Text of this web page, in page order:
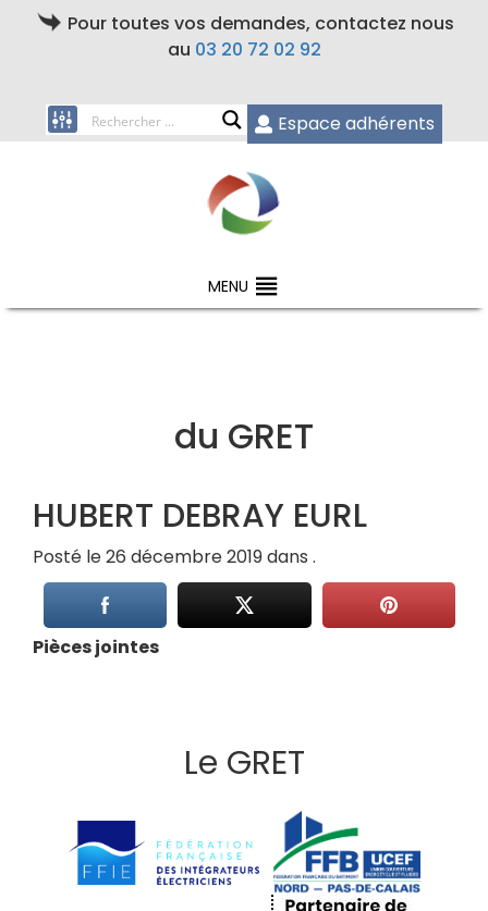
Pour toutes vos demandes, contactez nous
au 03 20 72 02 92
Espace adhérents
MENU
du GRET
HUBERT DEBRAY EURL
Posté le 26 décembre 2019 dans .
Pièces jointes
Le GRET